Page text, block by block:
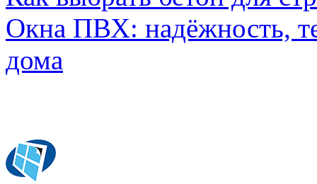
Окна ПВХ: надёжность,
дома